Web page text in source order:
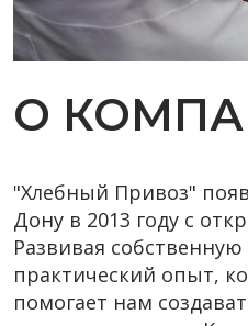
О
"Хлебный Привоз"
Дону в 2013 году с
Развивая
практический опыт,
помогает нам